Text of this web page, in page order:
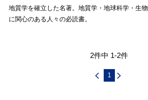
地質学を確立した名著。地質学・地球科学・生
に関心のある人々の必読書。
2件中 1-2件
1